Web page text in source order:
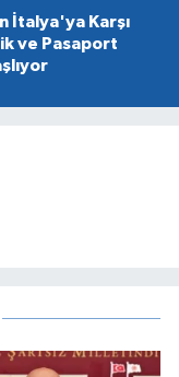
İtalya'ya Karşı
ve Pasaport